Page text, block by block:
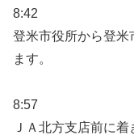
8:42
登米市役所から登米
ます。
8:57
ＪＡ北方支店前に